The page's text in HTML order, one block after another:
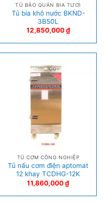
TỦ BẢO QUẢN BIA TƯƠI
Tủ bia khô nước BKND-
3B50L
12,850,000₫
TỦ CƠM CÔNG NGHIỆP
Tủ nấu cơm điện aptomat
12 khay TCDHG-12K
11,860,000₫